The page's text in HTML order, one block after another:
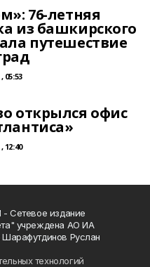
76-летняя
из башкирского
путешествие
открылся офис
- Сетевое издание
учреждена АО ИА
Руслан
технологий